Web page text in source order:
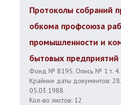
Протоколы собраний
обкома профсоюза
промышленности и
бытовых предприятий
Фонд № 8195. Опись № 1 т.
Крайние даты документов:
05.03.1988
Кол-во листов: 12